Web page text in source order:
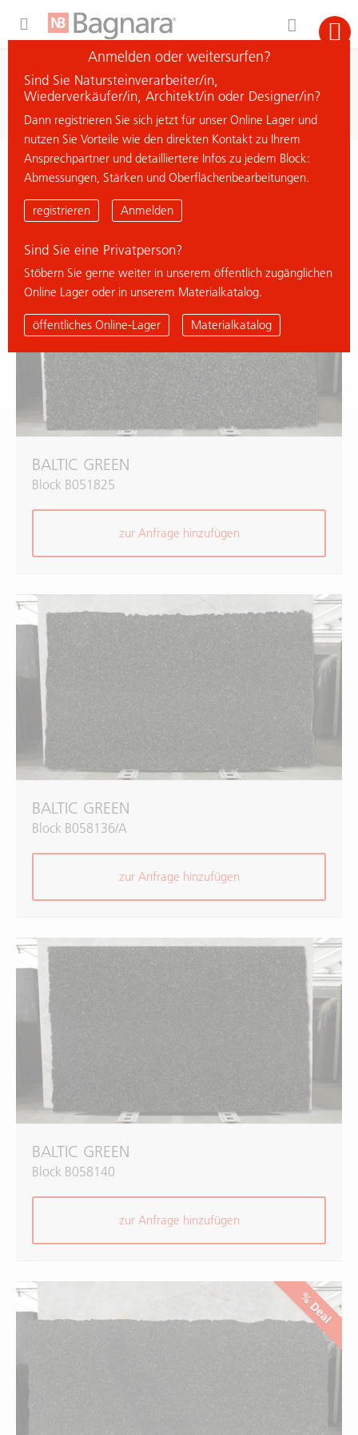
Material suchen
< zurück zur Übersicht
BALTIC GREEN
BALTIC GREEN
Block B051825
zur Anfrage hinzufügen
BALTIC GREEN
Block B058136/A
zur Anfrage hinzufügen
BALTIC GREEN
Block B058140
zur Anfrage hinzufügen
% Deal
Anmelden oder weitersurfen?
Sind Sie Natursteinverarbeiter/in,
Wiederverkäufer/in, Architekt/in oder Designer/in?
Dann registrieren Sie sich jetzt für unser Online Lager und
nutzen Sie Vorteile wie den direkten Kontakt zu Ihrem
Ansprechpartner und detailliertere Infos zu jedem Block:
Abmessungen, Stärken und Oberflächenbearbeitungen.
registrieren Anmelden
Sind Sie eine Privatperson?
Stöbern Sie gerne weiter in unserem öffentlich zugänglichen
Online Lager oder in unserem Materialkatalog.
öffentliches Online-Lager Materialkatalog